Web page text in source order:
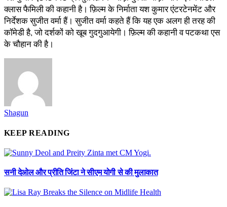
क्लास फैमिली की कहानी है। फ़िल्म के निर्माता यश कुमार एंटरटेनमेंट और
निर्देशक सुजीत वर्मा हैं। सुजीत वर्मा कहते हैं कि यह एक अलग ही तरह की
कॉमेडी है, जो दर्शकों को खूब गुदगुआयेगी। फ़िल्म की कहानी व पटकथा एस
के चौहान की है।
Shagun
KEEP READING
सनी देओल और प्रीति जिंटा ने सीएम योगी से की मुलाकात